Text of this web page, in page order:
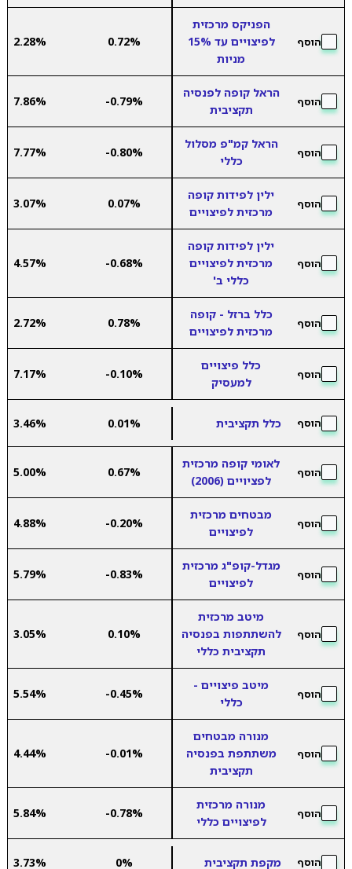
הוסף
הפניקס מרכזית
לפיצויים עד 15%
מניות
0.72%
2.28%
הוסף
הראל קופה לפנסיה
תקציבית
-0.79%
7.86%
הוסף
הראל קמ"פ מסלול
כללי
-0.80%
7.77%
הוסף
ילין לפידות קופה
מרכזית לפיצויים
0.07%
3.07%
הוסף
ילין לפידות קופה
מרכזית לפיצויים
כללי ב'
-0.68%
4.57%
הוסף
כלל ברזל - קופה
מרכזית לפיצויים
0.78%
2.72%
הוסף
כלל פיצויים
למעסיק
-0.10%
7.17%
הוסף כלל תקציבית 0.01%
3.46%
הוסף
לאומי קופה מרכזית
לפציויים (2006)
0.67%
5.00%
הוסף
מבטחים מרכזית
לפיצויים
-0.20%
4.88%
הוסף
מגדל-קופ"ג מרכזית
לפיצויים
-0.83%
5.79%
הוסף
מיטב מרכזית
להשתתפות בפנסיה
תקציבית כללי
0.10%
3.05%
הוסף
מיטב פיצויים -
כללי
-0.45%
5.54%
הוסף
מנורה מבטחים
משתתפת בפנסיה
תקציבית
-0.01%
4.44%
הוסף
מנורה מרכזית
לפיצויים כללי
-0.78%
5.84%
הוסף מקפת תקציבית 0%
3.73%